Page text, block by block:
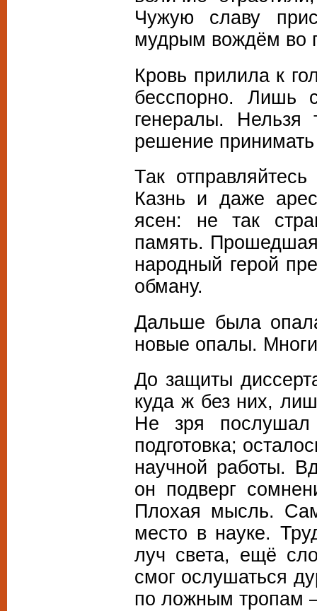
Чужую славу
мудрым вождём во
Кровь прилила к
бесспорно.
генералы.
решение
Так
Казнь и даже
ясен: не так
память.
народный герой
обману.
Дальше была
новые опалы.
До защиты
куда ж без них,
Не зря
подготовка;
научной работы.
он подверг
Плохая мысль.
место в науке.
луч света, ещё
смог ослушаться
по ложным тропам